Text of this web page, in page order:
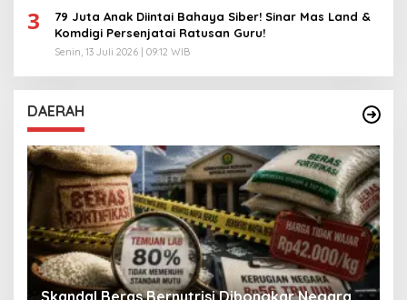
3
79 Juta Anak Diintai Bahaya Siber! Sinar Mas Land &
Komdigi Persenjatai Ratusan Guru!
Senin, 13 Juli 2026 | 09:12 WIB
DAERAH
Skandal Beras Bernutrisi Dibongkar Negara